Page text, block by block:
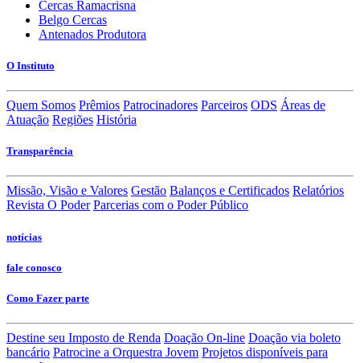
Cercas Ramacrisna
Belgo Cercas
Antenados Produtora
O Instituto
Quem Somos Prêmios Patrocinadores Parceiros ODS Áreas de
Atuação Regiões História
Transparência
Missão, Visão e Valores Gestão Balanços e Certificados Relatórios
Revista O Poder Parcerias com o Poder Público
notícias
fale conosco
Como Fazer parte
Destine seu Imposto de Renda Doação On-line Doação via boleto
bancário Patrocine a Orquestra Jovem Projetos disponíveis para